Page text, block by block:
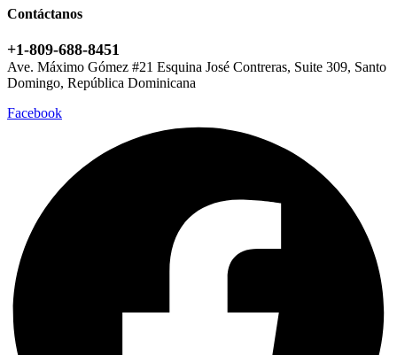
Contáctanos
+1-809-688-8451
Ave. Máximo Gómez #21 Esquina José Contreras, Suite 309, Santo
Domingo, República Dominicana
Facebook